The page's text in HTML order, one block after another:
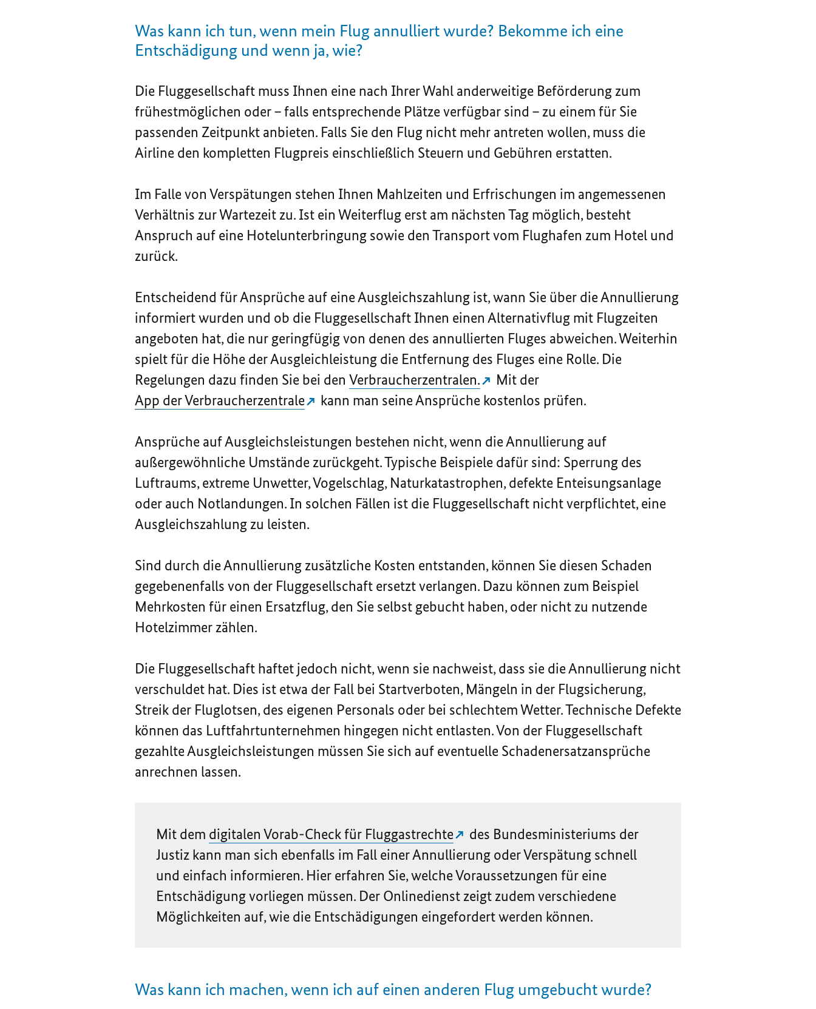
Was kann ich tun, wenn mein Flug annulliert wurde? Bekomme ich eine
Entschädigung und wenn ja, wie?
Die Fluggesellschaft muss Ihnen eine nach Ihrer Wahl anderweitige Beförderung zum
frühestmöglichen oder – falls entsprechende Plätze verfügbar sind – zu einem für Sie
passenden Zeitpunkt anbieten. Falls Sie den Flug nicht mehr antreten wollen, muss die
Airline den kompletten Flugpreis einschließlich Steuern und Gebühren erstatten.
Im Falle von Verspätungen stehen Ihnen Mahlzeiten und Erfrischungen im angemessenen
Verhältnis zur Wartezeit zu. Ist ein Weiterflug erst am nächsten Tag möglich, besteht
Anspruch auf eine Hotelunterbringung sowie den Transport vom Flughafen zum Hotel und
zurück.
Entscheidend für Ansprüche auf eine Ausgleichszahlung ist, wann Sie über die Annullierung
informiert wurden und ob die Fluggesellschaft Ihnen einen Alternativflug mit Flugzeiten
angeboten hat, die nur geringfügig von denen des annullierten Fluges abweichen. Weiterhin
spielt für die Höhe der Ausgleichleistung die Entfernung des Fluges eine Rolle. Die
Regelungen dazu finden Sie bei den Verbraucherzentralen.
Mit der
App der Verbraucherzentrale kann man seine Ansprüche kostenlos prüfen.
Ansprüche auf Ausgleichsleistungen bestehen nicht, wenn die Annullierung auf
außergewöhnliche Umstände zurückgeht.Typische Beispiele dafür sind: Sperrung des
Luftraums, extreme Unwetter, Vogelschlag, Naturkatastrophen, defekte Enteisungsanlage
oder auch Notlandungen. In solchen Fällen ist die Fluggesellschaft nicht verpflichtet, eine
Ausgleichszahlung zu leisten.
Sind durch die Annullierung zusätzliche Kosten entstanden, können Sie diesen Schaden
gegebenenfalls von der Fluggesellschaft ersetzt verlangen. Dazu können zum Beispiel
Mehrkosten für einen Ersatzflug, den Sie selbst gebucht haben, oder nicht zu nutzende
Hotelzimmer zählen.
Die Fluggesellschaft haftet jedoch nicht, wenn sie nachweist, dass sie die Annullierung nicht
verschuldet hat. Dies ist etwa der Fall bei Startverboten, Mängeln in der Flugsicherung,
Streik der Fluglotsen, des eigenen Personals oder bei schlechtem Wetter. Technische Defekte
können das Luftfahrtunternehmen hingegen nicht entlasten. Von der Fluggesellschaft
gezahlte Ausgleichsleistungen müssen Sie sich auf eventuelle Schadenersatzansprüche
anrechnen lassen.
Mit dem digitalen Vorab-Check für Fluggastrechte
des Bundesministeriums der
Justiz kann man sich ebenfalls im Fall einer Annullierung oder Verspätung schnell
und einfach informieren. Hier erfahren Sie, welche Voraussetzungen für eine
Entschädigung vorliegen müssen. Der Onlinedienst zeigt zudem verschiedene
Möglichkeiten auf, wie die Entschädigungen eingefordert werden können.
Was kann ich machen, wenn ich auf einen anderen Flug umgebucht wurde?